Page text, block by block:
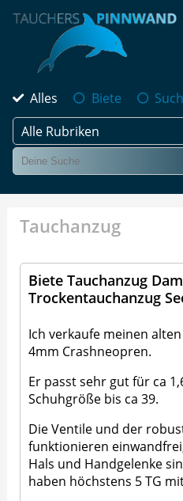
Alles Biete
Alle Rubriken
Tauchanzug
Biete Tauchanzug
Trockentauchanzug
Ich verkaufe meinen
4mm Crashneopren.
Er passt sehr gut für ca
Schuhgröße bis ca 39.
Die Ventile und der
funktionieren
Hals und Handgelenke
haben höchstens 5 TG